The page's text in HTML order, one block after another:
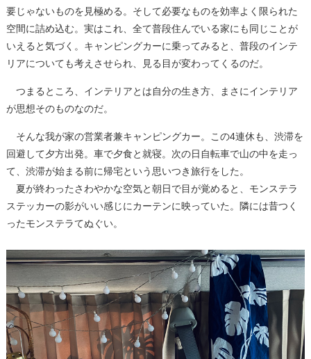
要じゃないものを見極める。そして必要なものを効率よく限られた
空間に詰め込む。実はこれ、全て普段住んでいる家にも同じことが
いえると気づく。キャンピングカーに乗ってみると、普段のインテ
リアについても考えさせられ、見る目が変わってくるのだ。
つまるところ、インテリアとは自分の生き方、まさにインテリア
が思想そのものなのだ。
そんな我が家の営業者兼キャンピングカー。この4連休も、渋滞を
回避して夕方出発。車で夕食と就寝。次の日自転車で山の中を走っ
て、渋滞が始まる前に帰宅という思いつき旅行をした。
夏が終わったさわやかな空気と朝日で目が覚めると、モンステラ
ステッカーの影がいい感じにカーテンに映っていた。隣には昔つく
ったモンステラてぬぐい。